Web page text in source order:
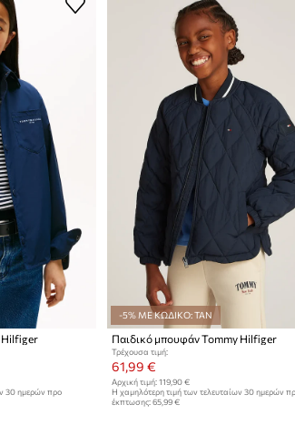
Hilfiger
30 ημερών προ
-5% ΜΕ ΚΩΔΙΚΟ: TAN
Παιδικό μπουφάν Tommy Hilfiger
Τρέχουσα τιμή:
61,99 €
Αρχική τιμή: 119,90 €
Η χαμηλότερη τιμή των τελευταίων 30 ημερών
έκπτωσης: 65,99 €